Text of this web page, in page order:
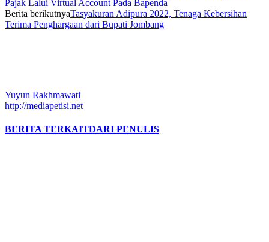
Pajak Lalui Virtual Account Pada Bapenda
Berita berikutnyaTasyakuran Adipura 2022, Tenaga Kebersihan
Terima Penghargaan dari Bupati Jombang
Yuyun Rakhmawati
http://mediapetisi.net
BERITA TERKAITDARI PENULIS